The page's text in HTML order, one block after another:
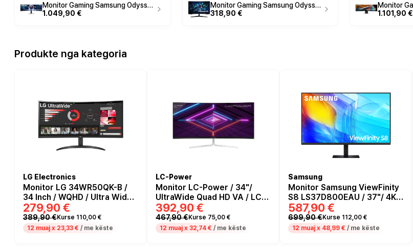
Monitor Gaming Samsung Odyssey OLED G9 G93SD / 49" / Dual QHD OLED Curved / 240Hz / 0.03ms / HDMI+DP - Argjend
1.049,90 €
Monitor Gaming Samsung Odyssey G5 S32CG552EU / 32" / QHD VA Curved / 165Hz / 1ms / HDMI+DP - Zezë
318,90 €
1.101,90 €
Produkte nga kategoria
LG Electronics
Monitor LG 34WR50QK-B /
34 Inch / WQHD / Ultra Wide /
100Hz / 5ms / I zi
279,90 €
389,90 €Kurse 110,00 €
12 muaj x 23,33 € / me këste
LC-Power
Monitor LC-Power / 34"/
UltraWide Quad HD VA / LCD
/ Curved / 100Hz / 6ms /
HDMI+DP - Bardhë
392,90 €
467,90 €Kurse 75,00 €
12 muaj x 32,74 € / me këste
Samsung
Monitor Samsung ViewFinity
S8 LS37D800EAU / 37"/ 4K
Ultra HD VA / LCD / 60Hz /
5ms / HDMI+USB+DP - Zezë
587,90 €
699,90 €Kurse 112,00 €
12 muaj x 48,99 € / me këste